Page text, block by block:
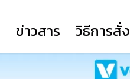
ข่าวสาร วิธีการสั่